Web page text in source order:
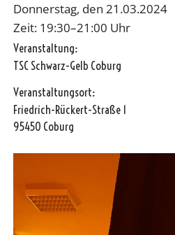
Donnerstag, den 21.03.2024
Zeit: 19:30–21:00 Uhr
Veranstaltung:
TSC Schwarz-Gelb Coburg
Veranstaltungsort:
Friedrich-Rückert-Straße 1
95450 Coburg